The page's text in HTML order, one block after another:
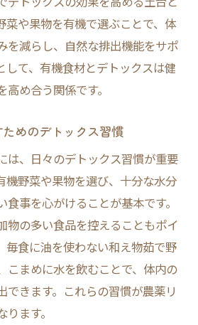
最適な有機野菜の特徴
を減らす野菜選びの工夫
す有機野菜の摂り方
有機野菜の選定ガイド
農薬排出を促進する方法
ス習慣の具体的な実践例
効率良く排出するコツ
機生活で健康を守る方法
食事と生活習慣の工夫
然派デトックスの魅力
クスと有機食材の関係性
ックスで農薬リスクを回避
菜や果物を有機で選ぶことで、体
を減らし、自然な排出機能をサポ
して、有機食材とデトックスは健
め合う関係です。
めのデトックス習慣
は、日々のデトックス習慣が重要
機野菜や果物を選び、十分な水分
事を心がけることが基本です。
物の多い食品を控えることもポイ
毎食に油を使わない和え物茹で野
こまめに水を飲むことで、体内の
できます。これらの習慣が農薬リ
ます。